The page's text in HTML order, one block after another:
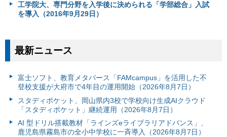
工学院大、専門分野を入学後に決められる「学部総合」入試
を導入（2016年9月29日）
最新ニュース
富⼠ソフト、教育メタバース「FAMcampus」を活用した不
登校支援が大府市で4年目の運用開始（2026年8月7日）
スタディポケット、岡山県内3校で学校向け生成AIクラウド
「スタディポケット」継続運用（2026年8月7日）
AI 型ドリル搭載教材「ラインズeライブラリアドバンス」、
鹿児島県霧島市の全小中学校に一斉導入（2026年8月7日）